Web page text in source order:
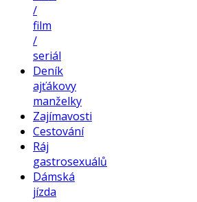
/
film
/
seriál
Deník
ajťákovy
manželky
Zajímavosti
Cestování
Ráj
gastrosexuálů
Dámská
jízda